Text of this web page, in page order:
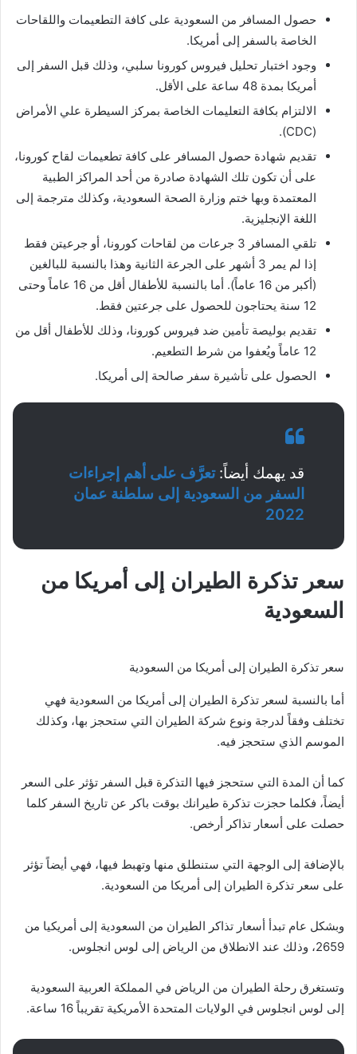
حصول المسافر من السعودية على كافة التطعيمات واللقاحات
الخاصة بالسفر إلى أمريكا.
وجود اختبار تحليل فيروس كورونا سلبي، وذلك قبل السفر إلى
أمريكا بمدة 48 ساعة على الأقل.
الالتزام بكافة التعليمات الخاصة بمركز السيطرة علي الأمراض
(CDC).
تقديم شهادة حصول المسافر على كافة تطعيمات لقاح كورونا،
على أن تكون تلك الشهادة صادرة من أحد المراكز الطبية
المعتمدة وبها ختم وزارة الصحة السعودية، وكذلك مترجمة إلى
اللغة الإنجليزية.
تلقي المسافر 3 جرعات من لقاحات كورونا، أو جرعيتن فقط
إذا لم يمر 3 أشهر على الجرعة الثانية وهذا بالنسبة للبالغين
(أكبر من 16 عاماً). أما بالنسبة للأطفال أقل من 16 عاماً وحتى
12 سنة يحتاجون للحصول على جرعتين فقط.
تقديم بوليصة تأمين ضد فيروس كورونا، وذلك للأطفال أقل من
12 عاماً ويُعفوا من شرط التطعيم.
الحصول على تأشيرة سفر صالحة إلى أمريكا.
قد يهمك أيضاً:تعرَّف على أهم إجراءات
السفر من السعودية إلى سلطنة عمان
2022
سعر تذكرة الطيران إلى أمريكا من
السعودية
سعر تذكرة الطيران إلى أمريكا من السعودية
أما بالنسبة لسعر تذكرة الطيران إلى أمريكا من السعودية فهي
تختلف وفقاً لدرجة ونوع شركة الطيران التي ستحجز بها، وكذلك
الموسم الذي ستحجز فيه.
كما أن المدة التي ستحجز فيها التذكرة قبل السفر تؤثر على السعر
أيضاً، فكلما حجزت تذكرة طيرانك بوقت باكر عن تاريخ السفر كلما
حصلت على أسعار تذاكر أرخص.
بالإضافة إلى الوجهة التي ستنطلق منها وتهبط فيها، فهي أيضاً تؤثر
على سعر تذكرة الطيران إلى أمريكا من السعودية.
وبشكل عام تبدأ أسعار تذاكر الطيران من السعودية إلى أمريكيا من
2659، وذلك عند الانطلاق من الرياض إلى لوس انجلوس.
وتستغرق رحلة الطيران من الرياض في المملكة العربية السعودية
إلى لوس انجلوس في الولايات المتحدة الأمريكية تقريباً 16 ساعة.